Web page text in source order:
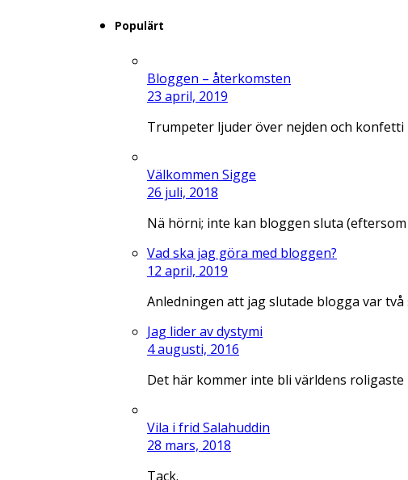
Populärt
Bloggen – återkomsten
23 april, 2019
Trumpeter ljuder över nejden och konfetti
Välkommen Sigge
26 juli, 2018
Nä hörni; inte kan bloggen sluta
Vad ska jag göra med bloggen?
12 april, 2019
Anledningen att jag slutade blogga var
Jag lider av dystymi
4 augusti, 2016
Det här kommer inte bli världens
Vila i frid Salahuddin
28 mars, 2018
Tack.